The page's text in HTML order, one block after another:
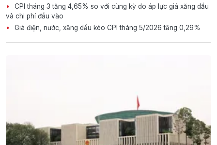
CPI tháng 3 tăng 4,65% so với cùng kỳ do áp lực giá xăng dầu
và chi phí đầu vào
Giá điện, nước, xăng dầu kéo CPI tháng 5/2026 tăng 0,29%